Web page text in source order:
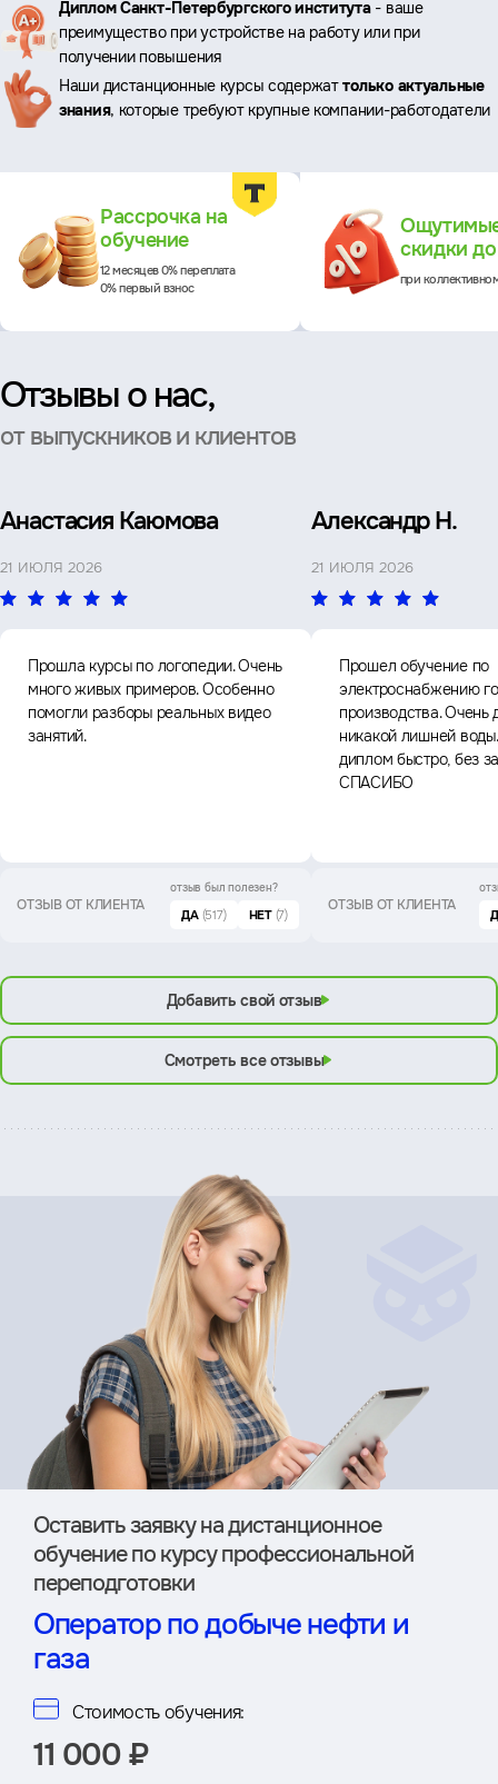
Ключевые
преимущества
Диплом Санкт-Петербургского института- ваше
преимущество при устройстве на работу или при
получении повышения
Наши дистанционные курсы содержаттолько актуальные
знания, которые требуют крупные компании-работодатели
Рассрочка на
обучение
12 месяцев 0% переплата
0% первый взнос
скидки
при
Отзывы о нас,
от выпускников и клиентов
Анастасия Каюмова
21 ИЮЛЯ 2026
Прошла курсы по логопедии. Очень
много живых примеров. Особенно
помогли разборы реальных видео
занятий.
ОТЗЫВ ОТ КЛИЕНТА
отзыв был полезен?
ДА (517) НЕТ (7)
Александр Н.
21 ИЮЛЯ 2026
Прошел обучение по
электроснабжению
производства. Очень
никакой лишней
диплом быстро, без
СПАСИБО
ОТЗЫВ ОТ КЛИЕНТА
Добавить свой отзыв
Смотреть все отзывы
Оставить заявку на дистан­ционное
обучение по курсу профессиональной
переподготовки
Оператор по добыче нефти и
газа
Стоимость обучения:
11 000 ₽